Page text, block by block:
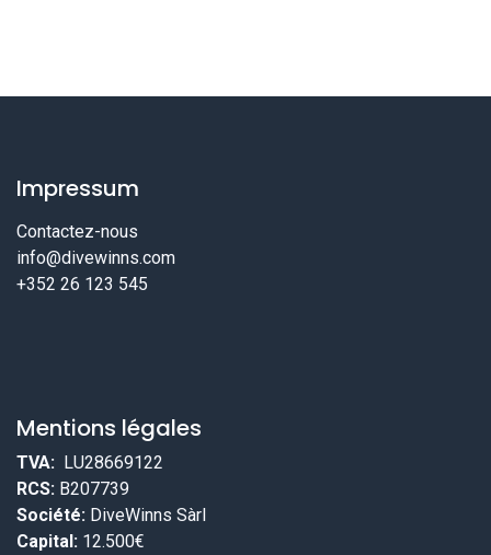
Impressum
Contactez-nous
info@divewinns.com
+352 26 123 545
Mentions légales
TVA: LU28669122
RCS: B207739
Société: DiveWinns Sàrl
Capital: 12.500€